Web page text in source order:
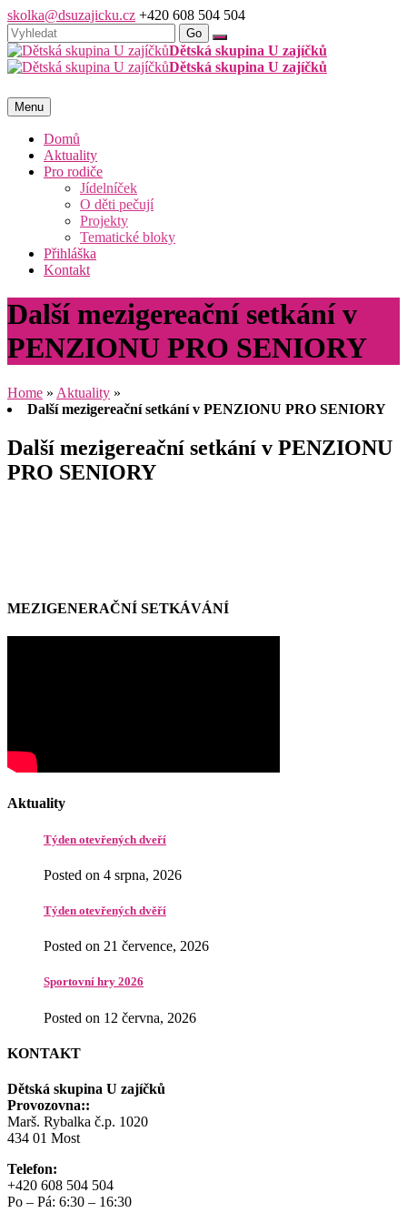
skolka@dsuzajicku.cz +420 608 504 504
Dětská skupina U zajíčků
Dětská skupina U zajíčků
Menu
Domů
Aktuality
Pro rodiče
Jídelníček
O děti pečují
Projekty
Tematické bloky
Přihláška
Kontakt
Další mezigereační setkání v
PENZIONU PRO SENIORY
Home » Aktuality »
Další mezigereační setkání v PENZIONU PRO SENIORY
Další mezigereační setkání v PENZIONU
PRO SENIORY
MEZIGENERAČNÍ SETKÁVÁNÍ
Aktuality
Týden otevřených dveří
Posted on 4 srpna, 2026
Týden otevřených dvěří
Posted on 21 července, 2026
Sportovní hry 2026
Posted on 12 června, 2026
KONTAKT
Dětská skupina U zajíčků
Provozovna::
Marš. Rybalka č.p. 1020
434 01 Most
Telefon:
+420 608 504 504
Po – Pá: 6:30 – 16:30